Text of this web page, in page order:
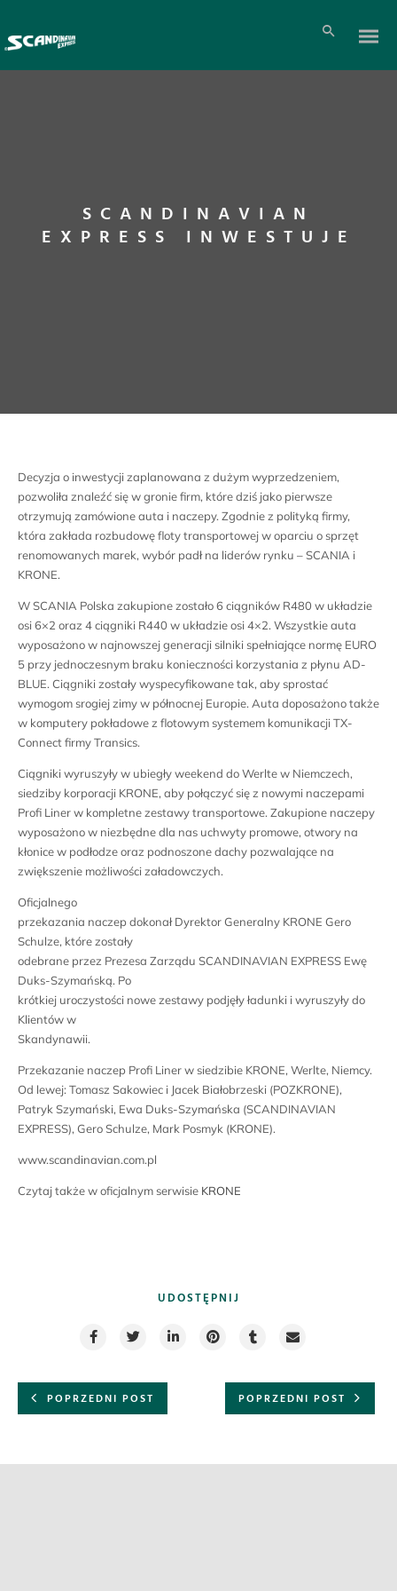
SCANDINAVIAN
EXPRESS INWESTUJE
Decyzja o inwestycji zaplanowana z dużym wyprzedzeniem,
pozwoliła znaleźć się w gronie firm, które dziś jako pierwsze
otrzymują zamówione auta i naczepy. Zgodnie z polityką firmy,
która zakłada rozbudowę floty transportowej w oparciu o sprzęt
renomowanych marek, wybór padł na liderów rynku – SCANIA i
KRONE.
W SCANIA Polska zakupione zostało 6 ciągników R480 w układzie
osi 6×2 oraz 4 ciągniki R440 w układzie osi 4×2. Wszystkie auta
wyposażono w najnowszej generacji silniki spełniające normę EURO
5 przy jednoczesnym braku konieczności korzystania z płynu AD-
BLUE. Ciągniki zostały wyspecyfikowane tak, aby sprostać
wymogom srogiej zimy w północnej Europie. Auta doposażono także
w komputery pokładowe z flotowym systemem komunikacji TX-
Connect firmy Transics.
Ciągniki wyruszyły w ubiegły weekend do Werlte w Niemczech,
siedziby korporacji KRONE, aby połączyć się z nowymi naczepami
Profi Liner w kompletne zestawy transportowe. Zakupione naczepy
wyposażono w niezbędne dla nas uchwyty promowe, otwory na
kłonice w podłodze oraz podnoszone dachy pozwalające na
zwiększenie możliwości załadowczych.
Oficjalnego
przekazania naczep dokonał Dyrektor Generalny KRONE Gero
Schulze, które zostały
odebrane przez Prezesa Zarządu SCANDINAVIAN EXPRESS Ewę
Duks-Szymańską. Po
krótkiej uroczystości nowe zestawy podjęły ładunki i wyruszyły do
Klientów w
Skandynawii.
Przekazanie naczep Profi Liner w siedzibie KRONE, Werlte, Niemcy.
Od lewej: Tomasz Sakowiec i Jacek Białobrzeski (POZKRONE),
Patryk Szymański, Ewa Duks-Szymańska (SCANDINAVIAN
EXPRESS), Gero Schulze, Mark Posmyk (KRONE).
www.scandinavian.com.pl
Czytaj także w oficjalnym serwisie KRONE
UDOSTĘPNIJ
POPRZEDNI POST POPRZEDNI POST